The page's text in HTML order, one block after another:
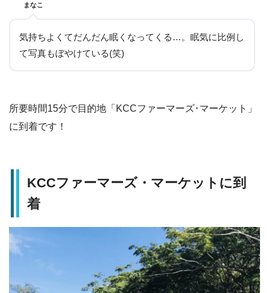
まなこ
気持ちよくてだんだん眠くなってくる…。眠気に比例し
て写真もぼやけている(笑)
所要時間15分で目的地「KCCファーマーズ･マーケット」
に到着です！
KCCファーマーズ・マーケットに到
着